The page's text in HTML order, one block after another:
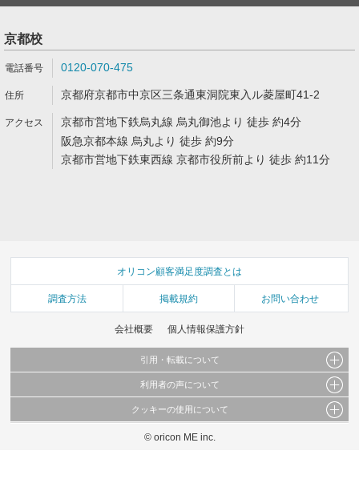
京都校
0120-070-475
京都府京都市中京区三条通東洞院東入ル菱屋町41-2
京都市営地下鉄烏丸線 烏丸御池より 徒歩 約4分
阪急京都本線 烏丸より 徒歩 約9分
京都市営地下鉄東西線 京都市役所前より 徒歩 約11分
オリコン顧客満足度調査とは
調査方法 掲載規約 お問い合わせ
会社概要 個人情報保護方針
引用・転載について
当サイトで公開されている情報（文字、写真、イラスト、画像データ等）及びこれらの配
これらの情報を権利者の許可なく無断転載・複製などの二次利用を行うことは固く禁じて
利用者の声について
当サイトに掲載している内容はすべてサービスの利用者が提出された見解・感想です。
弊社の見解・ 意見ではないことをご理解いただいた上でご覧ください。
クッキーの使用について
このサイトでは Cookie を使用して、ユーザーに合わせたコンテンツや広告の表示、ソー
© oricon ME inc.